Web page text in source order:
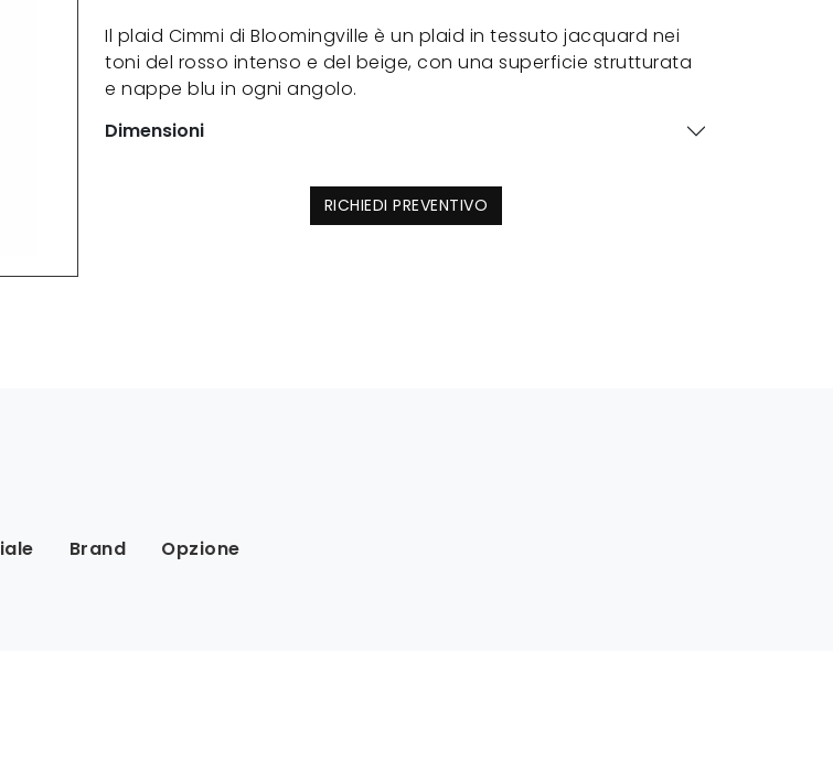
Il plaid Cimmi di Bloomingville è un plaid in tessuto jacquard nei
toni del rosso intenso e del beige, con una superficie strutturata
e nappe blu in ogni angolo.
Dimensioni
RICHIEDI PREVENTIVO
Brand Opzione